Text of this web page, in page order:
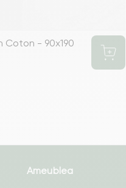
Coton - 90x190
Ameublea